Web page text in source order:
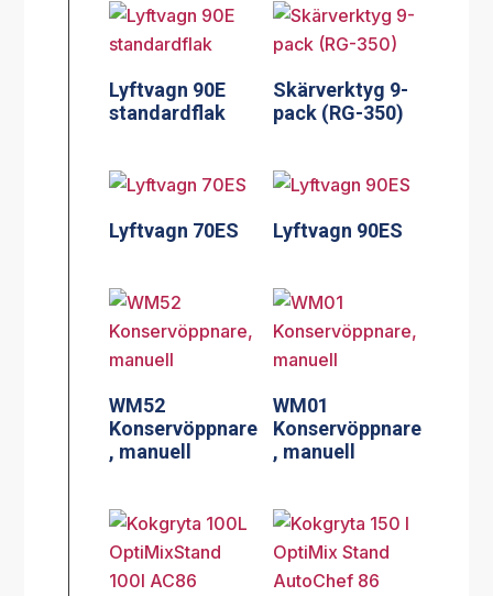
Lyftvagn 90E
standardflak
Skärverktyg 9-
pack (RG-350)
Lyftvagn 70ES Lyftvagn 90ES
WM52
Konservöppnare
, manuell
WM01
Konservöppnare
, manuell